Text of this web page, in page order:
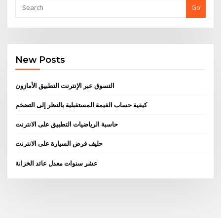
Go
New Posts
التسوق عبر الإنترنت التطبيق الأمازون
كيفية حساب القيمة المستقبلية بالنظر إلى التضخم
حاسبة الرياضيات التطبيق على الانترنت
حليف قرض السيارة على الانترنت
عشر سنوات معدل عائد الخزانة